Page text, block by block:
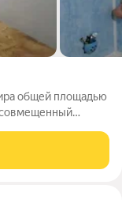
общей площадью
совмещенный
вопросам